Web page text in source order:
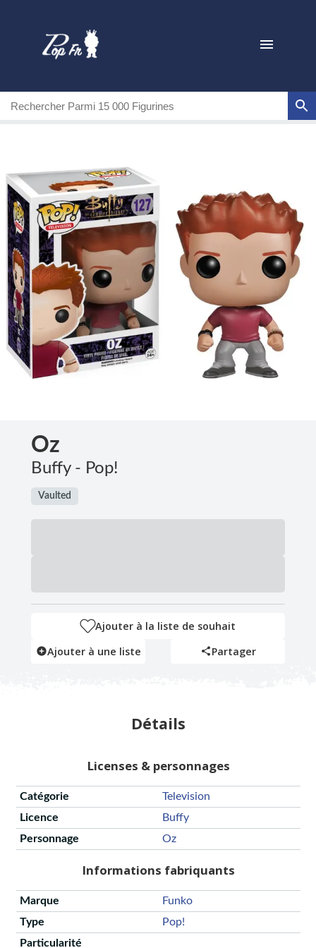
Oz
Buffy - Pop!
Vaulted
Ajouter à la liste de souhait
Ajouter à une liste
Partager
Détails
Licenses & personnages
Catégorie
Television
Licence
Buffy
Personnage
Oz
Informations fabriquants
Marque
Funko
Type
Pop!
Particularité